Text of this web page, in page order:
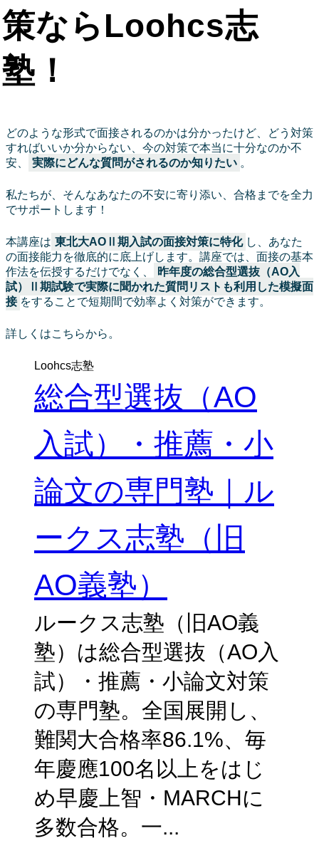
策ならLoohcs志
塾！
どのような形式で面接されるのかは分かったけど、どう対策
すればいいか分からない、今の対策で本当に十分なのか不
安、
実際にどんな質問がされるのか知りたい 。
私たちが、そんなあなたの不安に寄り添い、合格までを全力
でサポートします！
本講座は 東北大AOⅡ期入試の面接対策に特化 し、あなた
の面接能力を徹底的に底上げします。講座では、面接の基本
作法を伝授するだけでなく、
昨年度の総合型選抜（AO入
試）Ⅱ期試験で実際に聞かれた質問リストも利用した模擬面
接 をすることで短期間で効率よく対策ができます。
詳しくはこちらから。
Loohcs志塾
総合型選抜（AO
入試）・推薦・小
論文の専門塾｜ル
ークス志塾（旧
AO義塾）
ルークス志塾（旧AO義
塾）は総合型選抜（AO入
試）・推薦・小論文対策
の専門塾。全国展開し、
難関大合格率86.1%、毎
年慶應100名以上をはじ
め早慶上智・MARCHに
多数合格。一...